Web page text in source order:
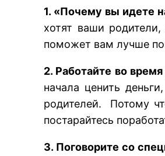
1. «Почему вы идете
хотят ваши
поможет вам лучше
2. Работайте во
начала ценить
родителей. Потому
постарайтесь
3. Поговорите со